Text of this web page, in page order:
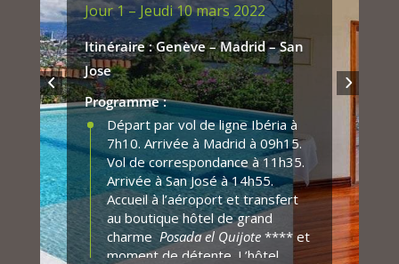
Jour 1 – Jeudi 10 mars 2022
Itinéraire : Genève – Madrid – San
Jose
Programme :
Départ par vol de ligne Ibéria à
7h10. Arrivée à Madrid à 09h15.
Vol de correspondance à 11h35.
Arrivée à San José à 14h55.
Accueil à l’aéroport et transfert
au boutique hôtel de grand
charmePosada el Quijote**** et
moment de détente. L’hôtel